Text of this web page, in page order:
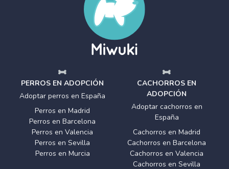
PERROS EN ADOPCIÓN
Adoptar perros en España
Perros en Madrid
Perros en Barcelona
Perros en Valencia
Perros en Sevilla
Perros en Murcia
CACHORROS EN
ADOPCIÓN
Adoptar cachorros en
España
Cachorros en Madrid
Cachorros en Barcelona
Cachorros en Valencia
Cachorros en Sevilla